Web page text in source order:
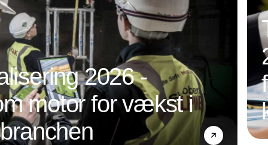
2026 -
motor for vækst i